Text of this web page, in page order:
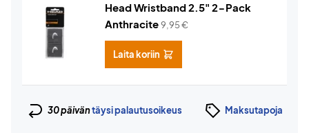
Head Wristband 2.5" 2-Pack
Anthracite9,95€
Laita koriin
30 päiväntäysi palautusoikeus Maksutapoja